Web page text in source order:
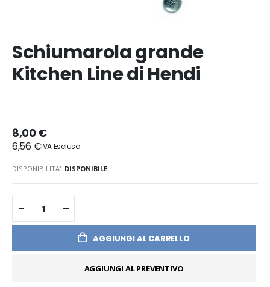
Schiumarola grande
Kitchen Line di Hendi
8,00 €
6,56 €
DISPONIBILITA': DISPONIBILE
AGGIUNGI AL CARRELLO
AGGIUNGI AL PREVENTIVO